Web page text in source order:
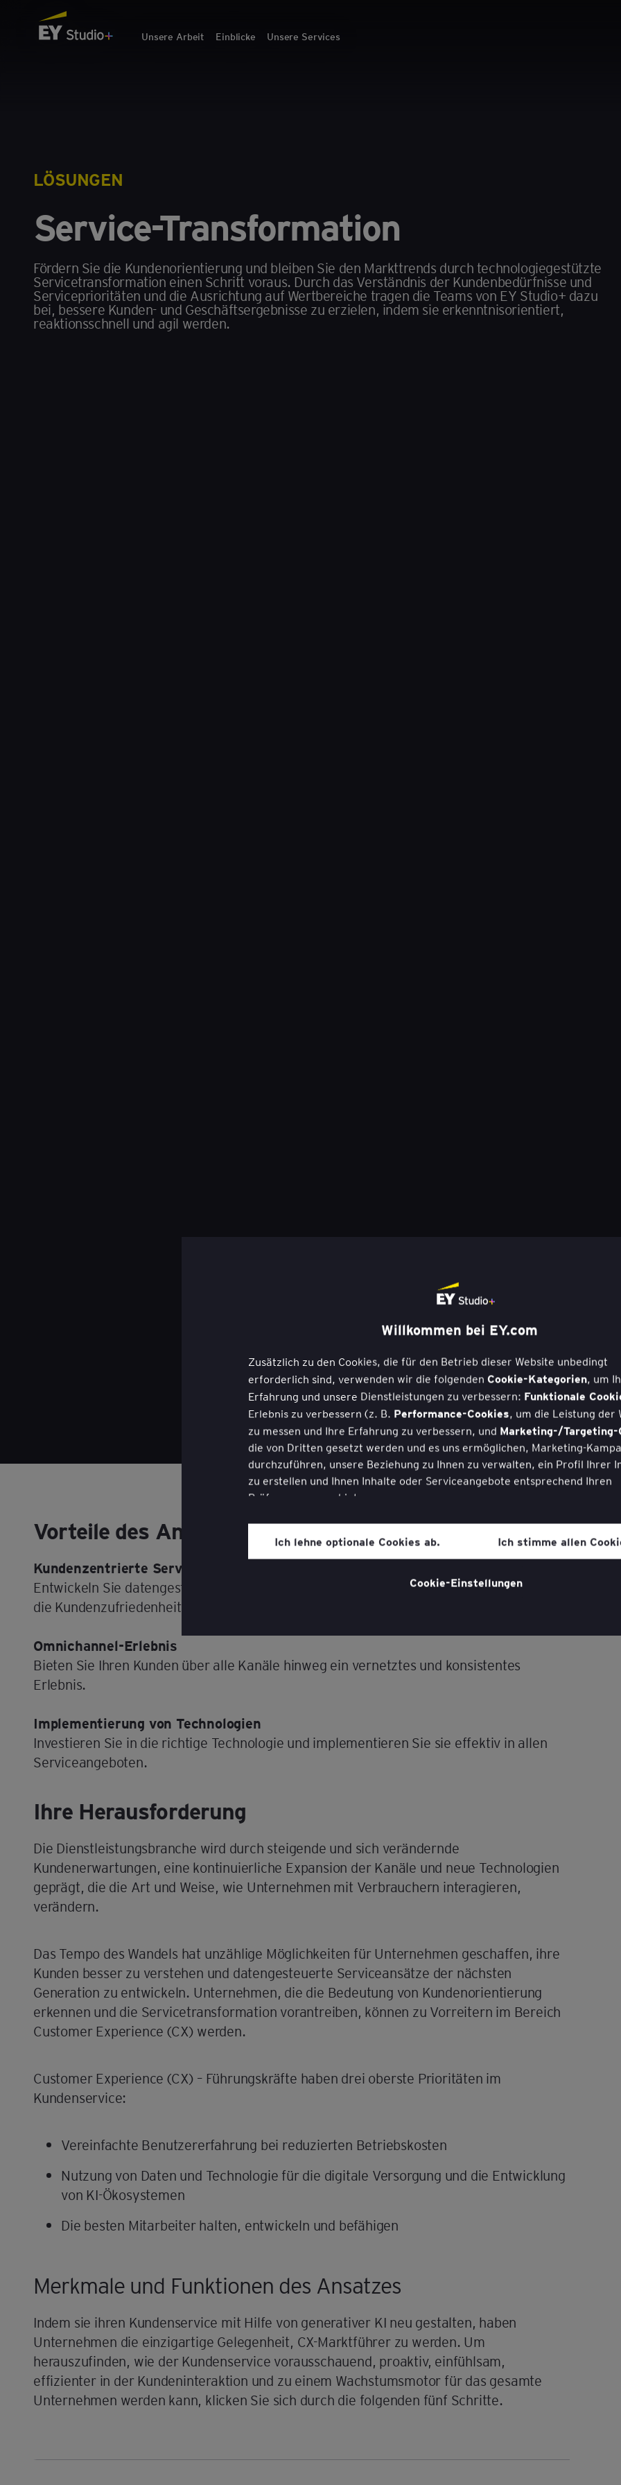
Unsere Arbeit Einblicke Unsere Services
LÖSUNGEN
Service-Transformation
Fördern Sie die Kundenorientierung und bleiben Sie den Markttrends durch technologiegestützte
Servicetransformation einen Schritt voraus. Durch das Verständnis der Kundenbedürfnisse und
Serviceprioritäten und die Ausrichtung auf Wertbereiche tragen die Teams von EY Studio+ dazu
bei, bessere Kunden- und Geschäftsergebnisse zu erzielen, indem sie erkenntnisorientiert,
reaktionsschnell und agil werden.
Vorteile des Ansatzes
Kundenzentrierte Serviceangebote
Entwickeln Sie datengesteuerte, auf den Menschen ausgerichtete Serviceangebote, die
die Kundenzufriedenheit und -loyalität fördern.
Omnichannel-Erlebnis
Bieten Sie Ihren Kunden über alle Kanäle hinweg ein vernetztes und konsistentes
Erlebnis.
Implementierung von Technologien
Investieren Sie in die richtige Technologie und implementieren Sie sie effektiv in allen
Serviceangeboten.
Ihre Herausforderung
Die Dienstleistungsbranche wird durch steigende und sich verändernde
Kundenerwartungen, eine kontinuierliche Expansion der Kanäle und neue Technologien
geprägt, die die Art und Weise, wie Unternehmen mit Verbrauchern interagieren,
verändern.
Das Tempo des Wandels hat unzählige Möglichkeiten für Unternehmen geschaffen, ihre
Kunden besser zu verstehen und datengesteuerte Serviceansätze der nächsten
Generation zu entwickeln. Unternehmen, die die Bedeutung von Kundenorientierung
erkennen und die Servicetransformation vorantreiben, können zu Vorreitern im Bereich
Customer Experience (CX) werden.
Customer Experience (CX) – Führungskräfte haben drei oberste Prioritäten im
Kundenservice:
Vereinfachte Benutzererfahrung bei reduzierten Betriebskosten
Nutzung von Daten und Technologie für die digitale Versorgung und die Entwicklung
von KI-Ökosystemen
Die besten Mitarbeiter halten, entwickeln und befähigen
Merkmale und Funktionen des Ansatzes
Indem sie ihren Kundenservice mit Hilfe von generativer KI neu gestalten, haben
Unternehmen die einzigartige Gelegenheit, CX-Marktführer zu werden. Um
herauszufinden, wie der Kundenservice vorausschauend, proaktiv, einfühlsam,
effizienter in der Kundeninteraktion und zu einem Wachstumsmotor für das gesamte
Unternehmen werden kann, klicken Sie sich durch die folgenden fünf Schritte.
Willkommen bei EY.com
Zusätzlich zu den Cookies, die für den Betrieb dieser Website unbedingt
erforderlich sind, verwenden wir die folgenden Cookie-Kategorien, um
Erfahrung und unsere Dienstleistungen zu verbessern: Funktionale
Erlebnis zu verbessern (z. B. Performance-Cookies, um die Leistung der
zu messen und Ihre Erfahrung zu verbessern, und Marketing-/Targeting-
die von Dritten gesetzt werden und es uns ermöglichen, Marketing-
durchzuführen, unsere Beziehung zu Ihnen zu verwalten, ein Profil Ihrer
zu erstellen und Ihnen Inhalte oder Serviceangebote entsprechend Ihren
Präferenzen anzubieten.
Website betreten haben, und zwar über einen Link in derCookie-
Ich lehne optionale Cookies ab. Ich stimme allen
Cookie-Einstellungen